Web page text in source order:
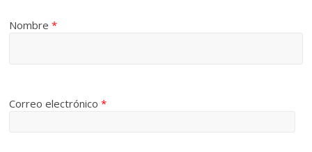
Nombre*
Correo electrónico*